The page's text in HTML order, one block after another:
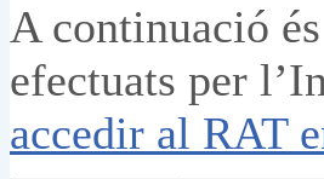
A continuació
efectuats per
accedir al RAT